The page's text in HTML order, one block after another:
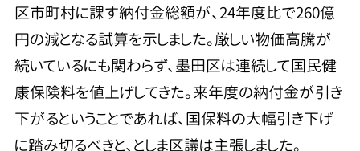
区市町村に課す納付金総額が、24年度比で260億
円の減となる試算を示しました。厳しい物価高騰が
続いているにも関わらず、墨田区は連続して国民健
康保険料を値上げしてきた。来年度の納付金が引き
下がるということであれば、国保料の大幅引き下げ
に踏み切るべきと、としま区議は主張しました。